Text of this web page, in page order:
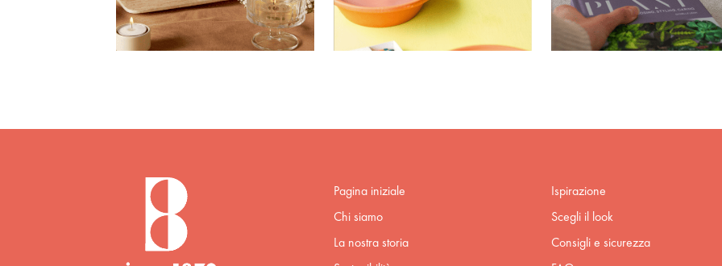
Pagina iniziale
Chi siamo
La nostra storia
Ispirazione
Scegli il look
Consigli e sicurezza